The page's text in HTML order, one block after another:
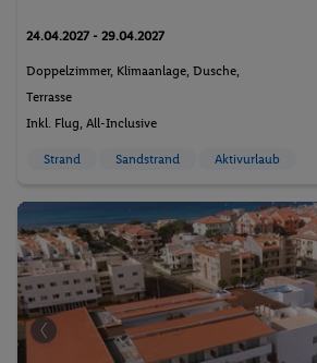
24.04.2027 - 29.04.2027
Doppelzimmer, Klimaanlage, Dusche,
Terrasse
Inkl. Flug, All-Inclusive
Strand Sandstrand Aktivurlaub